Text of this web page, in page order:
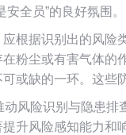
全员”的良好氛围。
根据识别出的风险
粉尘或有害气体的
或缺的一环。这些
风险识别与隐患排
升风险感知能力和